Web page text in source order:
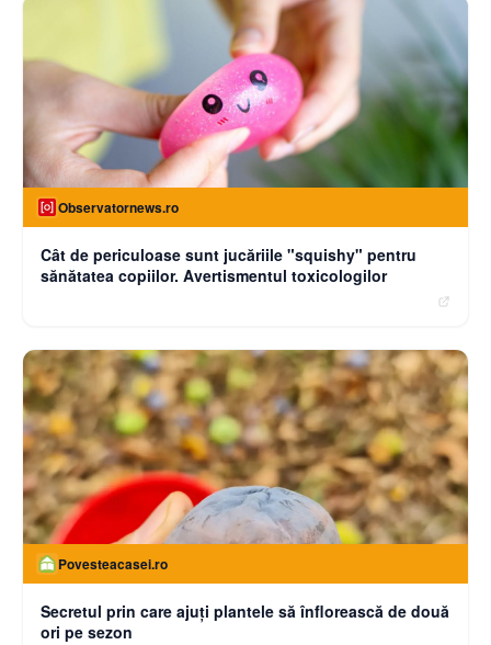
Observatornews.ro
Cât de periculoase sunt jucăriile "squishy" pentru
sănătatea copiilor. Avertismentul toxicologilor
Povesteacasei.ro
Secretul prin care ajuți plantele să înflorească de două
ori pe sezon